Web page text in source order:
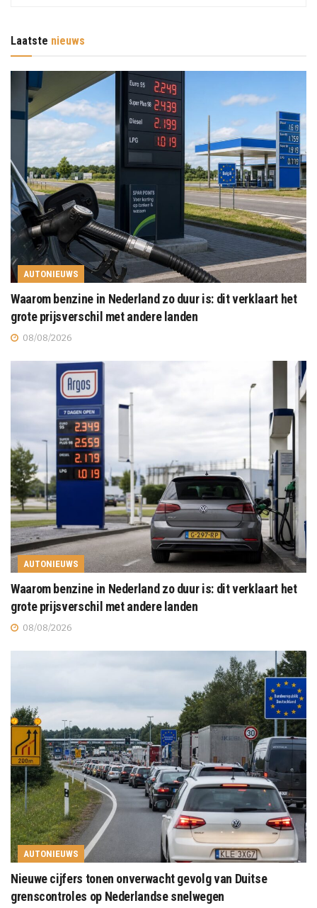
Laatste nieuws
AUTONIEUWS
Waarom benzine in Nederland zo duur is: dit verklaart het
grote prijsverschil met andere landen
08/08/2026
AUTONIEUWS
Waarom benzine in Nederland zo duur is: dit verklaart het
grote prijsverschil met andere landen
08/08/2026
AUTONIEUWS
Nieuwe cijfers tonen onverwacht gevolg van Duitse
grenscontroles op Nederlandse snelwegen